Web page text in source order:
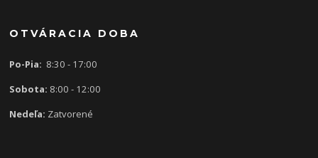
OTVÁRACIA DOBA
Po-Pia: 8:30 - 17:00
Sobota: 8:00 - 12:00
Nedeľa: Zatvorené